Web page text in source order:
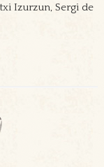
Izurzun, Sergi de